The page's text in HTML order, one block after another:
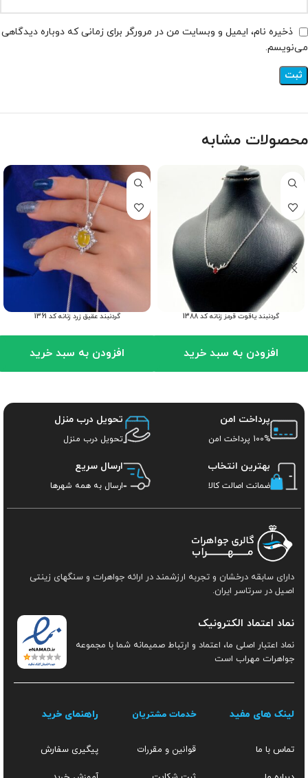
ذخیره نام، ایمیل و وبسایت من در مرورگر برای زمانی که دوباره دیدگاهی
می‌نویسم.
محصولات مشابه
گردنبند یاقوت قرمز زنانه کد 1388
افزودن به سبد خرید
گردنبند عقیق زرد زنانه کد 1361
افزودن به سبد خرید
پرداخت امن
100% پرداخت امن
تحویل درب منزل
تحویل درب منزل
بهترین انتخاب
ضمانت اصالت کالا
ارسال سریع
ارسال به همه شهرها
دارای سابقه درخشان و تجربه ارزشمند در ارائه جواهرات و سنگهای زینتی
اصیل در سرتاسر ایران.
نماد اعتماد الکترونیک
نماد اعتبار اصلی ما، اعتماد و ارتباط صمیمانه شما با مجموعه
جواهرات مهراب است
لینک های مفید
تماس با ما
خدمات مشتریان
قوانین و مقررات
راهنمای خرید
پیگیری سفارش